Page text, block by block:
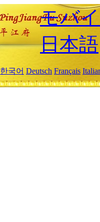
モバ
日本語
한국어 Deutsch Français